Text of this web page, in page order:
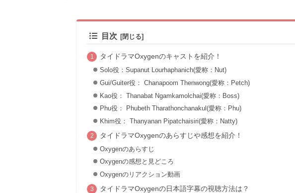
目次
タイドラマOxygenのキャストを紹介！
Solo役：Supanut Lourhaphanich(愛称：Nut)
Gui/Guiter役： Chanapoom Thenwong(愛称：Petch)
Kao役： Thanabat Ngamkamolchai(愛称：Boss)
Phu役： Phubeth Tharathonchanakul(愛称：Phu)
Khim役： Thanyanan Pipatchaisiri(愛称：Natty)
タイドラマOxygenのあらすじや感想を紹介！
Oxygenのあらすじ
Oxygenの感想と見どころ
Oxygenのリアクション動画
タイドラマOxygenの日本語字幕の視聴方法は？